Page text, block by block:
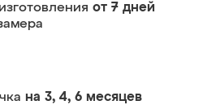
от 7 дней
на 3, 4, 6 месяцев